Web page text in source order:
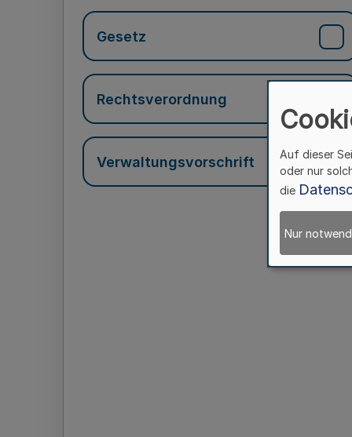
Gesetz
Rechtsverordnung
Verwaltungsvorschrift
Auf dieser
oder nur
die
Nur